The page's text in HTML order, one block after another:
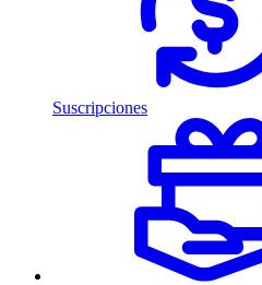
Suscripciones